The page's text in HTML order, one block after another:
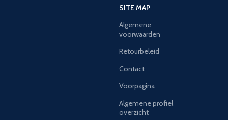
SITE MAP
Algemene
voorwaarden
Retourbeleid
Contact
Voorpagina
Algemene profiel
overzicht